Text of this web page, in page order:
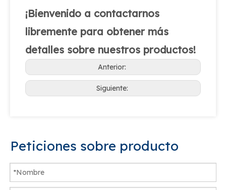
¡Bienvenido a contactarnos
libremente para obtener más
detalles sobre nuestros productos!
Anterior:
Siguiente:
Peticiones sobre producto